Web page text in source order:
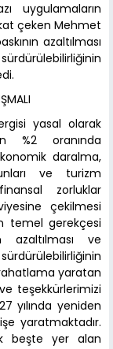
uygulamaların
çeken Mehmet
azaltılması
yasal olarak
%2 oranında
daralma,
ve turizm
zorluklar
çekilmesi
temel gerekçesi
azaltılması ve
yaratan
teşekkürlerimizi
yılında yeniden
yaratmaktadır.
beşte yer alan